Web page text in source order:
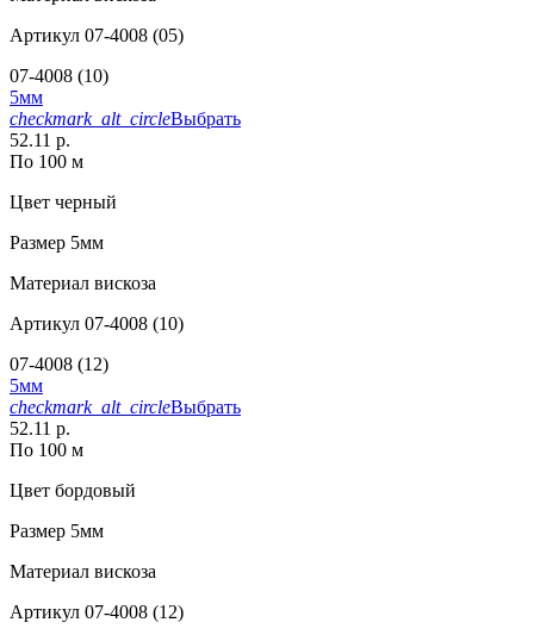
Артикул 07-4008 (05)
07-4008 (10)
5мм
checkmark_alt_circleВыбрать
52.11 р.
По 100 м
Цвет черный
Размер 5мм
Материал вискоза
Артикул 07-4008 (10)
07-4008 (12)
5мм
checkmark_alt_circleВыбрать
52.11 р.
По 100 м
Цвет бордовый
Размер 5мм
Материал вискоза
Артикул 07-4008 (12)